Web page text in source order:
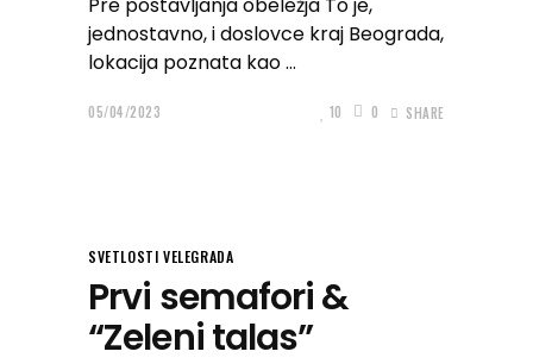
jednostavno, i doslovce kraj Beograda,
lokacija poznata kao
05/04/2023 10 0 SHARE
SVETLOSTI VELEGRADA
Prvi semafori &
“Zeleni talas”